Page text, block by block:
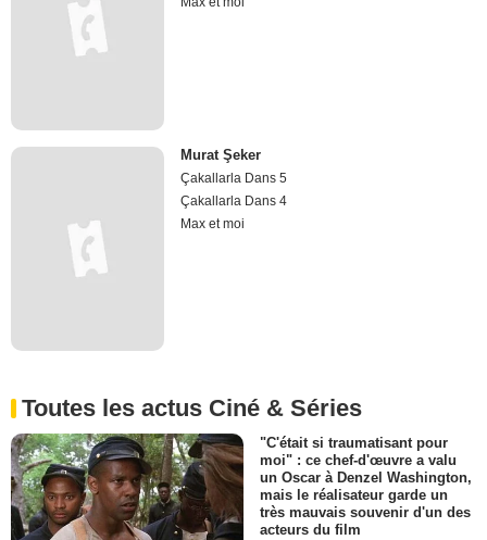
Murat Şeker
Çakallarla Dans 5
Çakallarla Dans 4
Max et moi
Toutes les actus Ciné & Séries
"C'était si traumatisant pour
moi" : ce chef-d'œuvre a valu
un Oscar à Denzel Washington,
mais le réalisateur garde un
très mauvais souvenir d'un des
acteurs du film